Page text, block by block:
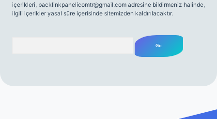
içerikleri, backlinkpanelicomtr@gmail.com adresine bildirmeniz halinde,
ilgili içerikler yasal süre içerisinde sitemizden kaldırılacaktır.